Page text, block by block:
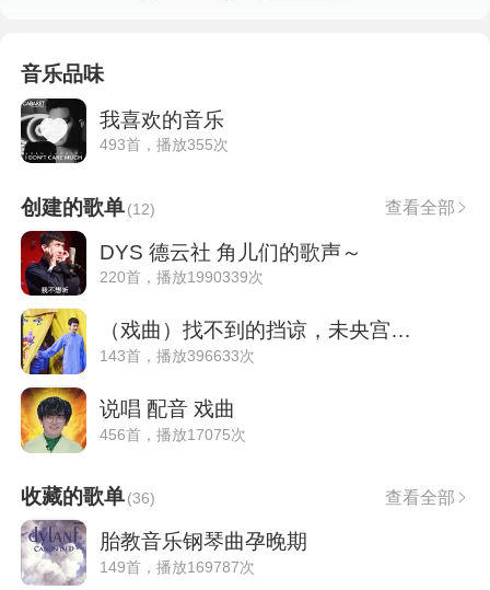
音乐品味
我喜欢的音乐
493首，播放355次
创建的歌单(12) 查看全部
DYS 德云社 角儿们的歌声～
220首，播放1990339次
（戏曲）找不到的挡谅，未央宫找到了
143首，播放396633次
说唱 配音 戏曲
456首，播放17075次
收藏的歌单(36) 查看全部
胎教音乐钢琴曲孕晚期
149首，播放169787次